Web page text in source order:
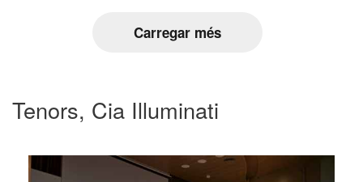
Carregar més
Tenors, Cia Illuminati